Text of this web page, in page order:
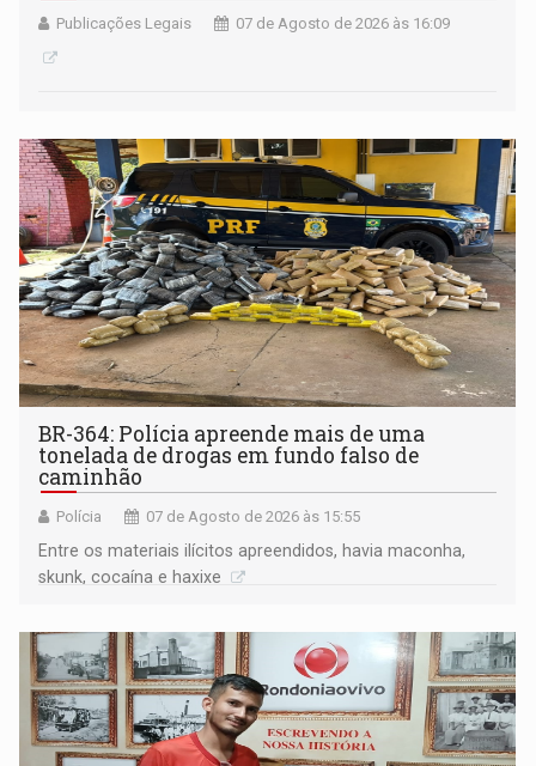
Publicações Legais 07 de Agosto de 2026 às 16:09
BR-364: Polícia apreende mais de uma
tonelada de drogas em fundo falso de
caminhão
Polícia 07 de Agosto de 2026 às 15:55
Entre os materiais ilícitos apreendidos, havia maconha,
skunk, cocaína e haxixe